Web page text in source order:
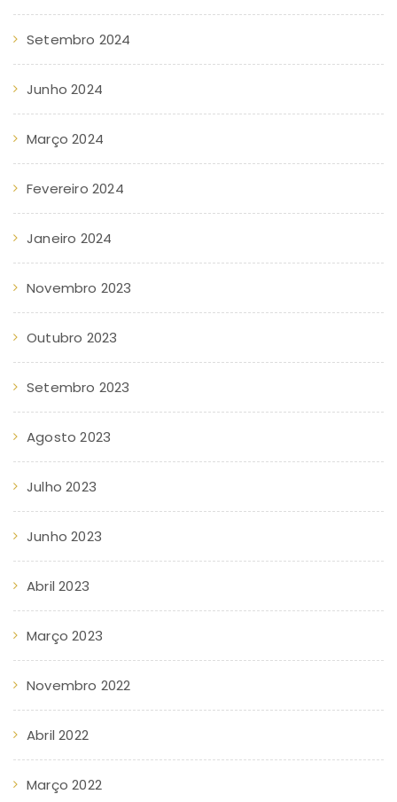
Setembro 2024
Junho 2024
Março 2024
Fevereiro 2024
Janeiro 2024
Novembro 2023
Outubro 2023
Setembro 2023
Agosto 2023
Julho 2023
Junho 2023
Abril 2023
Março 2023
Novembro 2022
Abril 2022
Março 2022